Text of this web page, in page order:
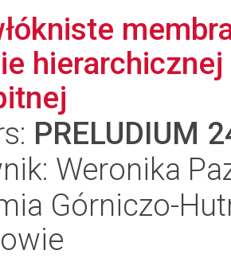
PRELUDIUM
Weronika
Górniczo-